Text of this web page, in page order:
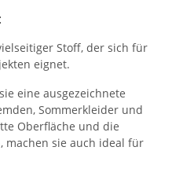
Stoff, der sich für
eignet.
eine ausgezeichnete
Sommerkleider und
Oberfläche und die
machen sie auch ideal für